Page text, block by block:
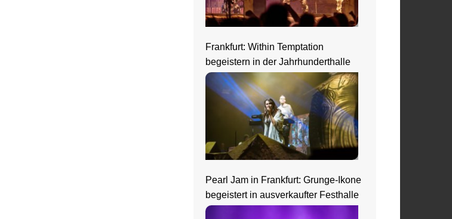
Frankfurt: Within Temptation
begeistern in der Jahrhunderthalle
Pearl Jam in Frankfurt: Grunge-Ikone
begeistert in ausverkaufter Festhalle